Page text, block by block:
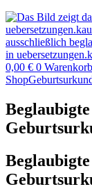
0,00 € 0 Warenkorb
Shop